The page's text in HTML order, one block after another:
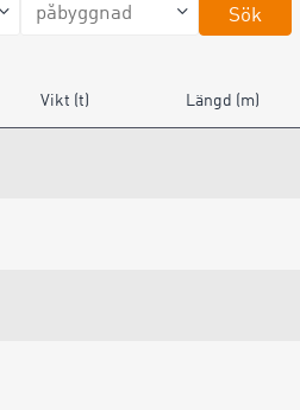
Sök
Vikt (t) Längd (m)